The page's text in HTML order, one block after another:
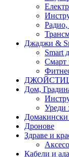
Джаджи &
Smart
Смарт
Дом,
Уреди
Домакински
Дронове
Здраве и
Кабели и